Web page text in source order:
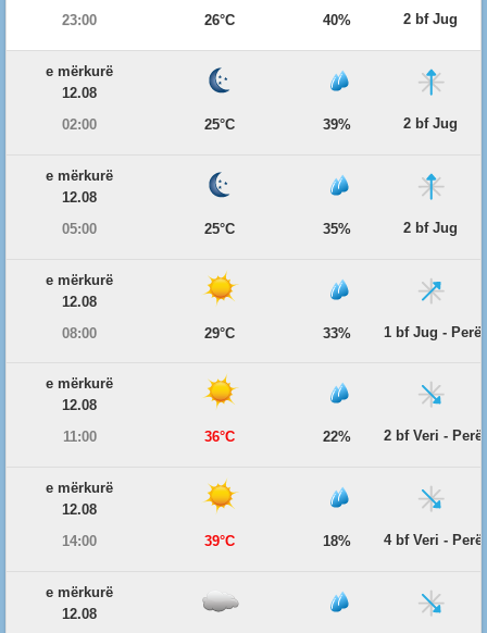
23:00 26°C 40% 2 bf Jug
e mërkurë
12.08
02:00
25°C 39% 2 bf Jug
e mërkurë
12.08
05:00
25°C 35% 2 bf Jug
e mërkurë
12.08
08:00
29°C 33% 1 bf Jug -
e mërkurë
12.08
11:00
36°C 22% 2 bf Veri -
e mërkurë
12.08
14:00
39°C 18% 4 bf Veri -
e mërkurë
12.08